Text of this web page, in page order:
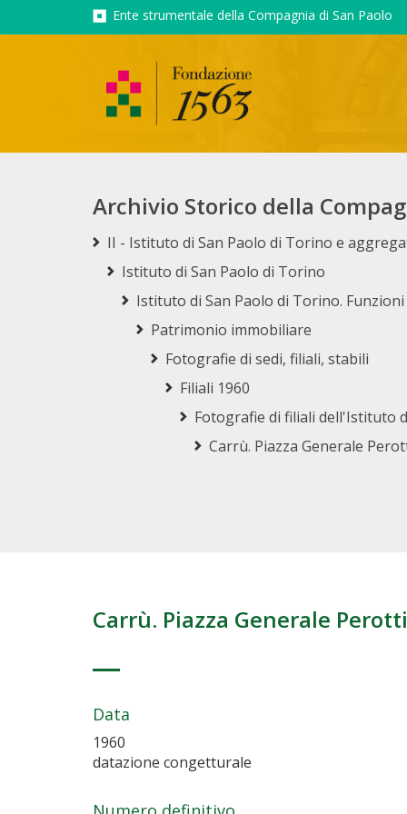
Ente strumentale della Compagnia di San Paolo
Archivio Storico della
II - Istituto di San Paolo di Torino e
Istituto di San Paolo di Torino
Istituto di San Paolo di Torino.
Patrimonio immobiliare
Fotografie di sedi, filiali, stabili
Filiali 1960
Fotografie di filiali dell'Istituto
Carrù. Piazza Generale
Carrù. Piazza Generale
Data
1960
datazione congetturale